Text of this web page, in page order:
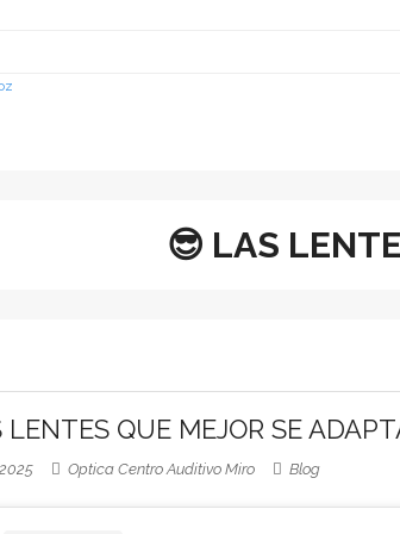
😎 LAS
LENTES QUE MEJOR SE
Optica Centro Auditivo Miro Blog